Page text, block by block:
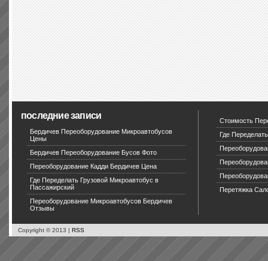
последние записи
Бердичев Переоборудование Микроавтобусов
Цены
Бердичев Переоборудование Бусов Фото
Переоборудование Кадди Бердичев Цена
Где Переделать Грузовой Микроавтобус в
Пассажирский
Переоборудование Микроавтобусов Бердичев
Отзывы
Стоимость
Где
Перетяжка
Copyright © 2013 | RSS